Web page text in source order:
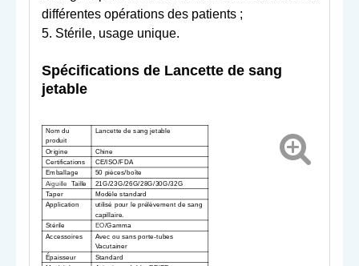
différentes opérations des patients ;
5. Stérile, usage unique.
Spécifications de Lancette de sang
jetable
Nom du
produit
Lancette de sang jetable
Origine
Chine
Certifications
CE/ISO/FDA
Emballage
50 pièces/boîte
Aiguille Taille 21G/23G/26G/28G/30G/32G
Taper
Modèle standard
Application
utilisé pour le prélèvement de sang
capillaire.
Stérile
EO/Gamma
Accessoires Avec ou sans porte-tubes
Vacutainer
Épaisseur
Standard